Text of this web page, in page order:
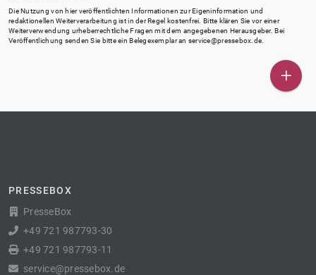
Die Nutzung von hier veröffentlichten Informationen zur Eigeninformation und
redaktionellen Weiterverarbeitung ist in der Regel kostenfrei. Bitte klären Sie vor einer
Weiterverwendung urheberrechtliche Fragen mit dem angegebenen Herausgeber. Bei
Veröffentlichung senden Sie bitte ein Belegexemplar an service@pressebox.de
PRESSEBOX
PresseBox
+49 721 987793-30
+49 721 987793-11
service@pressebox.de